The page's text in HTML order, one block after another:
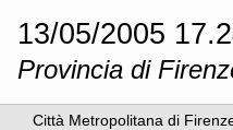
13/05/2005
Provincia di
Città Metropolitana di